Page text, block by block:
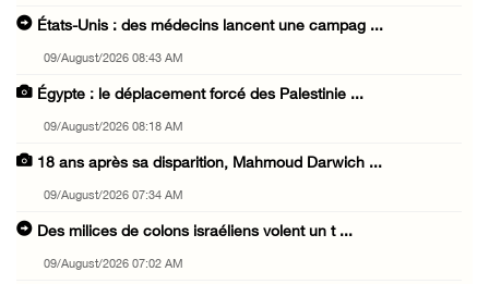
États-Unis : des médecins lancent une campag ...
09/August/2026 08:43 AM
Égypte : le déplacement forcé des Palestinie ...
09/August/2026 08:18 AM
18 ans après sa disparition, Mahmoud Darwich ...
09/August/2026 07:34 AM
Des milices de colons israéliens volent un t ...
09/August/2026 07:02 AM